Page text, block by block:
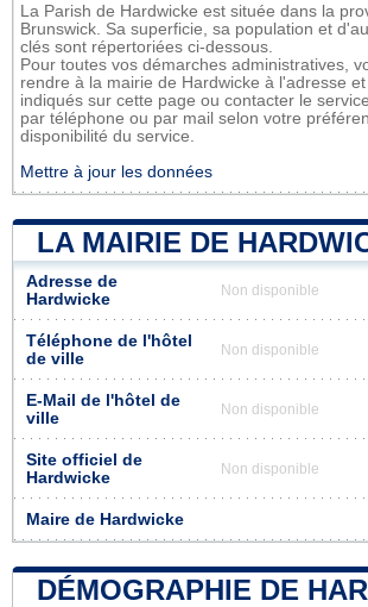
La Parish de Hardwicke est située dans la
Brunswick. Sa superficie, sa population et
clés sont répertoriées ci-dessous.
Pour toutes vos démarches administratives,
rendre à la mairie de Hardwicke à l'adresse
indiqués sur cette page ou contacter le
par téléphone ou par mail selon votre
disponibilité du service.
Mettre à jour les données
LA MAIRIE DE
Adresse de
Hardwicke
Non disponible
Téléphone de l'hôtel
de ville
Non disponible
E-Mail de l'hôtel de
ville
Non disponible
Site officiel de
Hardwicke
Non disponible
Maire de Hardwicke
DÉMOGRAPHIE DE